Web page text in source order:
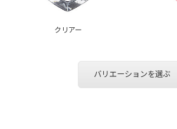
クリアー
バリエーションを選ぶ